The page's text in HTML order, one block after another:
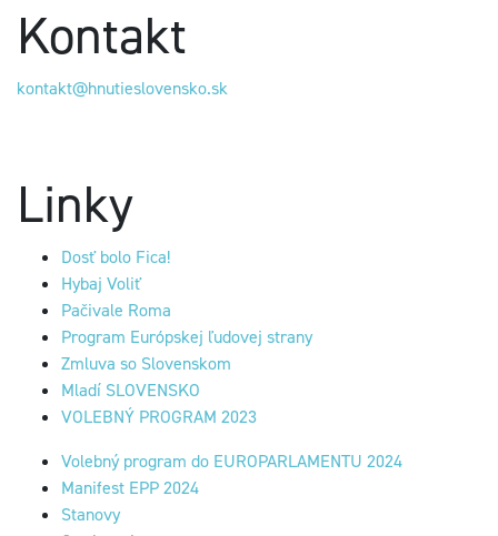
Kontakt
kontakt@hnutieslovensko.sk
Linky
Dosť bolo Fica!
Hybaj Voliť
Pačivale Roma
Program Európskej ľudovej strany
Zmluva so Slovenskom
Mladí SLOVENSKO
VOLEBNÝ PROGRAM 2023
Volebný program do EUROPARLAMENTU 2024
Manifest EPP 2024
Stanovy